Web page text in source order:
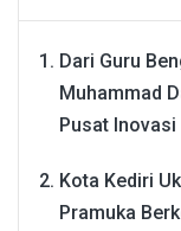
Dari Guru
Muhammad
Pusat Inovasi
Kota Kediri
Pramuka